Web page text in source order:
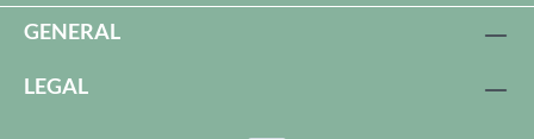
GENERAL
LEGAL